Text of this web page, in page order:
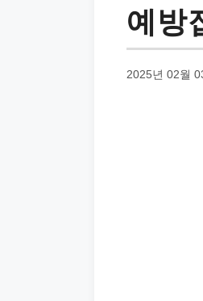
예방
2025년 02월